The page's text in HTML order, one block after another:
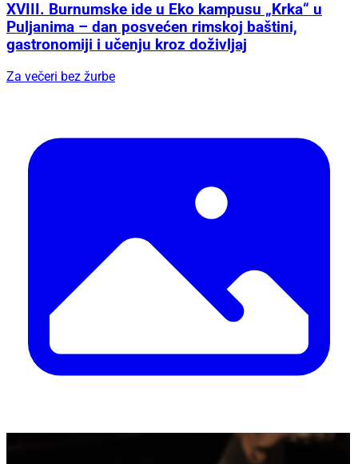
XVIII. Burnumske ide u Eko kampusu „Krka“ u
Puljanima – dan posvećen rimskoj baštini,
gastronomiji i učenju kroz doživljaj
Za večeri bez žurbe